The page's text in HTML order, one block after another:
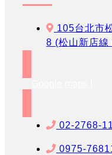
105台北市
8 (松山新店線
02-2768-
0975-